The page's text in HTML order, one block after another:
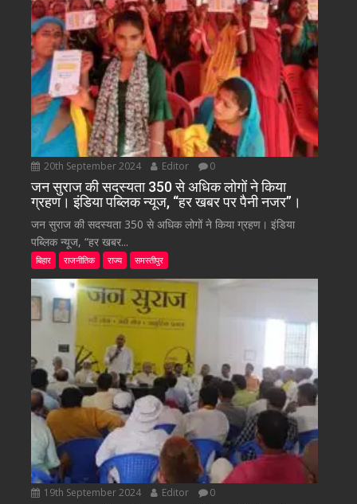
20th September 2024 Editor 0
जन सुराज की सदस्यता 350 से अधिक लोगों ने किया
ग्रहण। इंडिया पब्लिक न्यूज, “हर खबर पर पैनी नजर”।
जन सुराज की सदस्यता 350 से अधिक लोगों ने किया ग्रहण। इंडिया
पब्लिक न्यूज, “हर खबर...
बिहार राजनीतिक राज्य समस्तीपुर
19th September 2024 Editor 0